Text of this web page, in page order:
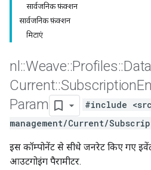
सार्वजनिक फ़ंक्शन
सार्वजनिक फ़ंक्शन
मिटाएं
nl ::Weave::Profiles::Data
Current::Subscription
Param
#include
management/Current/
इस कॉम्पोनेंट से सीधे जनरेट किए गए
आउटगोइंग पैरामीटर.